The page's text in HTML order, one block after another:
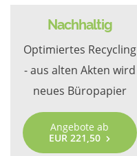
Nachhaltig
Optimiertes Recycling
- aus alten Akten wird
neues Büropapier
Angebote ab
EUR 221,50